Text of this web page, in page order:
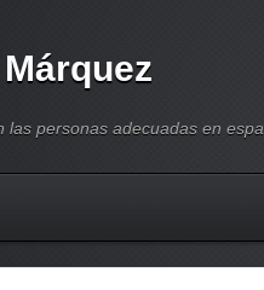
las personas adecuadas en